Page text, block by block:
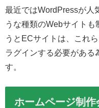
最近ではWordPressが人
うな種類のWebサイト
うとECサイトは、これ
ラグインする必要がある
す。
ホームページ制